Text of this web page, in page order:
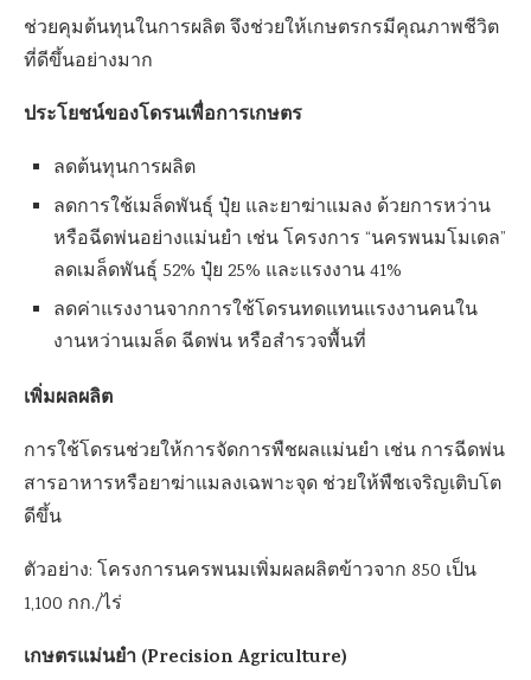
ช่วยคุมต้นทุนในการผลิต จึงช่วยให้เกษตรกรมีคุณภาพชีวิต
ที่ดีขึ้นอย่างมาก
ประโยชน์ของโดรนเพื่อการเกษตร
ลดต้นทุนการผลิต
ลดการใช้เมล็ดพันธุ์ ปุ๋ย และยาฆ่าแมลง ด้วยการหว่าน
หรือฉีดพ่นอย่างแม่นยำ เช่น โครงการ “นครพนมโมเดล”
ลดเมล็ดพันธุ์ 52% ปุ๋ย 25% และแรงงาน 41%
ลดค่าแรงงานจากการใช้โดรนทดแทนแรงงานคนใน
งานหว่านเมล็ด ฉีดพ่น หรือสำรวจพื้นที่
เพิ่มผลผลิต
การใช้โดรนช่วยให้การจัดการพืชผลแม่นยำ เช่น การฉีดพ่น
สารอาหารหรือยาฆ่าแมลงเฉพาะจุด ช่วยให้พืชเจริญเติบโต
ดีขึ้น
ตัวอย่าง: โครงการนครพนมเพิ่มผลผลิตข้าวจาก 850 เป็น
1,100 กก./ไร่
เกษตรแม่นยำ (Precision Agriculture)